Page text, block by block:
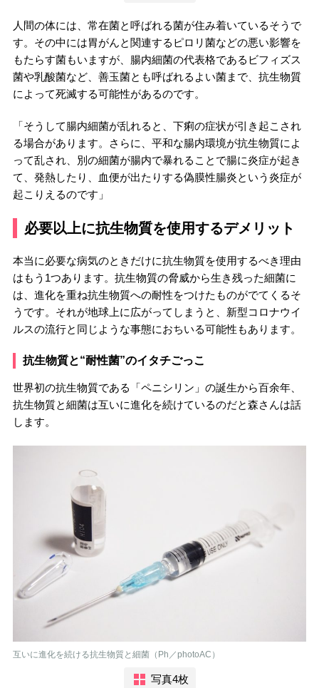
人間の体には、常在菌と呼ばれる菌が住み着いているそうで
す。その中には胃がんと関連するピロリ菌などの悪い影響を
もたらす菌もいますが、腸内細菌の代表格であるビフィズス
菌や乳酸菌など、善玉菌とも呼ばれるよい菌まで、抗生物質
によって死滅する可能性があるのです。
「そうして腸内細菌が乱れると、下痢の症状が引き起こされ
る場合があります。さらに、平和な腸内環境が抗生物質によ
って乱され、別の細菌が腸内で暴れることで腸に炎症が起き
て、発熱したり、血便が出たりする偽膜性腸炎という炎症が
起こりえるのです」
必要以上に抗生物質を使用するデメリット
本当に必要な病気のときだけに抗生物質を使用するべき理由
はもう1つあります。抗生物質の脅威から生き残った細菌に
は、進化を重ね抗生物質への耐性をつけたものがでてくるそ
うです。それが地球上に広がってしまうと、新型コロナウイ
ルスの流行と同じような事態におちいる可能性もあります。
抗生物質と“耐性菌”のイタチごっこ
世界初の抗生物質である「ペニシリン」の誕生から百余年、
抗生物質と細菌は互いに進化を続けているのだと森さんは話
します。
互いに進化を続ける抗生物質と細菌（Ph／photoAC）
写真4枚